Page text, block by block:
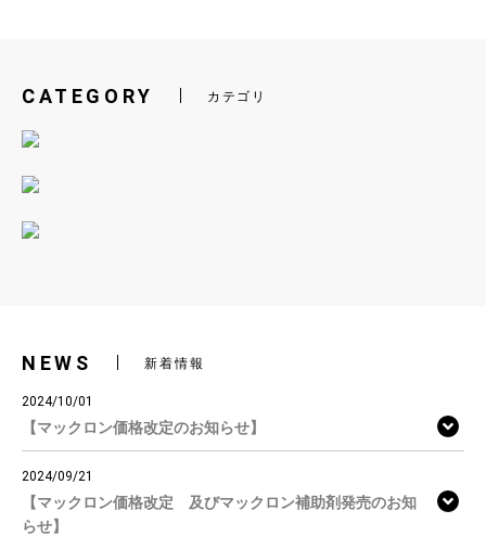
CATEGORY カテゴリ
NEWS 新着情報
2024/10/01
【マックロン価格改定のお知らせ】
2024/09/21
【マックロン価格改定 及びマックロン補助剤発売のお知
らせ】